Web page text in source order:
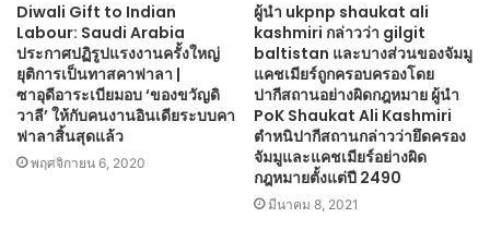
Diwali Gift to Indian
Labour: Saudi Arabia
ประกาศปฏิรูปแรงงานครั้งใหญ่
ยุติการเป็นทาสคาฟาลา |
ซาอุดีอาระเบียมอบ ‘ของขวัญดิ
วาลี’ ให้กับคนงานอินเดียระบบคา
ฟาลาสิ้นสุดแล้ว
พฤศจิกายน 6, 2020
ผู้นำ ukpnp shaukat ali
kashmiri กล่าวว่า gilgit
baltistan และบางส่วนของจัมมู
แคชเมียร์ถูกครอบครองโดย
ปากีสถานอย่างผิดกฎหมาย ผู้นำ
PoK Shaukat Ali Kashmiri
ตำหนิปากีสถานกล่าวว่ายึดครอง
จัมมูและแคชเมียร์อย่างผิด
กฎหมายตั้งแต่ปี 2490
มีนาคม 8, 2021